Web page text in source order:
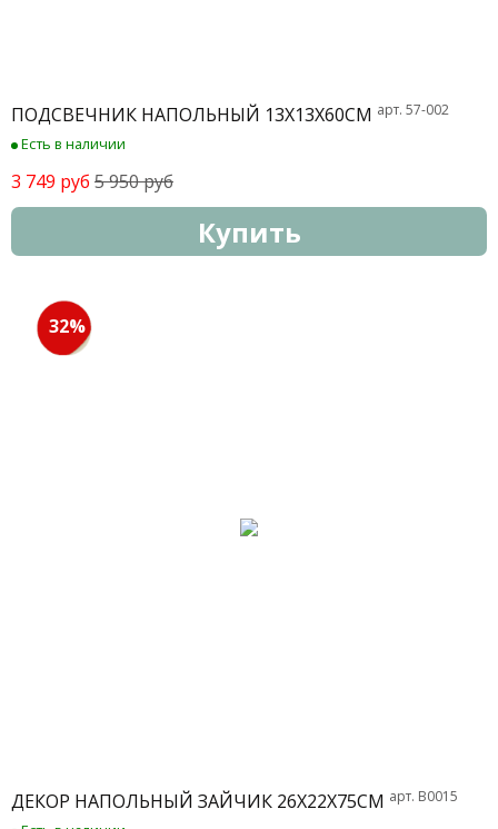
ПОДСВЕЧНИК НАПОЛЬНЫЙ 13X13X60СМ арт. 57-002
Есть в наличии
3 749 руб 5 950 руб
Купить
32%
ДЕКОР НАПОЛЬНЫЙ ЗАЙЧИК 26Х22Х75СМ арт. B0015